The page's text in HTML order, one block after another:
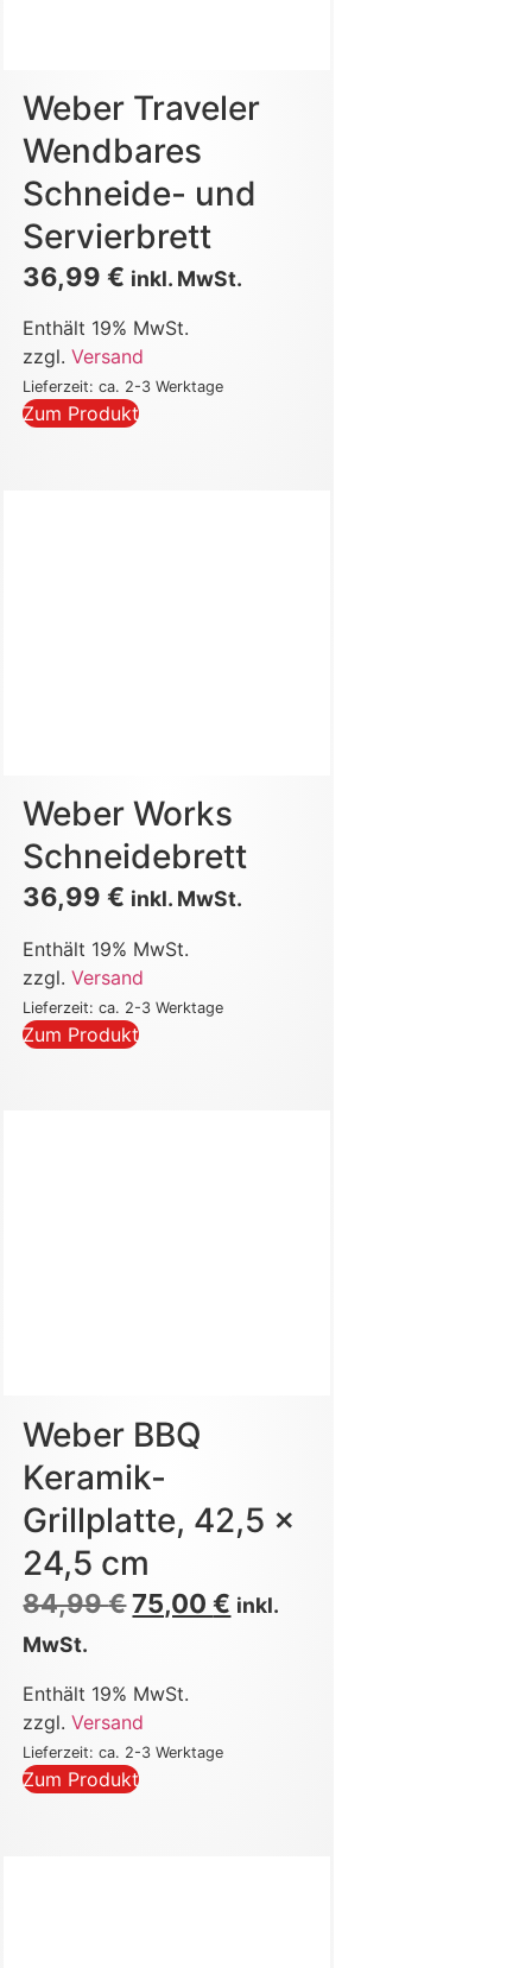
Weber Traveler
Wendbares
Schneide- und
Servierbrett
36,99€ inkl. MwSt.
Enthält 19% MwSt.
zzgl.Versand
Lieferzeit: ca. 2-3 Werktage
Zum Produkt
Weber Works
Schneidebrett
36,99€ inkl. MwSt.
Enthält 19% MwSt.
zzgl.Versand
Lieferzeit: ca. 2-3 Werktage
Zum Produkt
Weber BBQ
Keramik-
Grillplatte, 42,5 x
24,5 cm
84,99€75,00€ inkl.
MwSt.
Enthält 19% MwSt.
zzgl.Versand
Lieferzeit: ca. 2-3 Werktage
Zum Produkt